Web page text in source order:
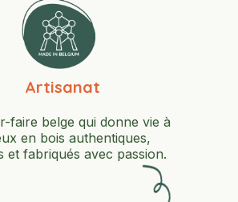
Artisanat
faire belge qui donne vie à
en bois authentiques,
et fabriqués avec passion.